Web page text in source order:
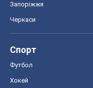
Запоріжжя
Черкаси
Спорт
Футбол
Хокей